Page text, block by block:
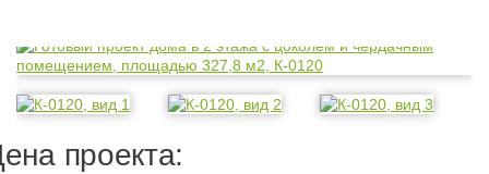
проекта: